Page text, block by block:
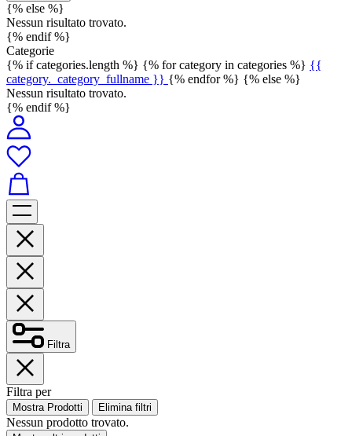
{% else %}
Nessun risultato trovato.
{% endif %}
Categorie
{% if categories.length %} {% for category in categories %} {{
category._category_fullname }} {% endfor %} {% else %}
Nessun risultato trovato.
{% endif %}
Filtra
Filtra per
Mostra Prodotti Elimina filtri
Nessun prodotto trovato.